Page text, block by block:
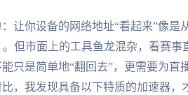
让你设备的网络地址“看起来”像
。但市面上的工具鱼龙混杂，看赛事
只是简单地“翻回去”，更需要为
，我发现具备以下特质的加速器，